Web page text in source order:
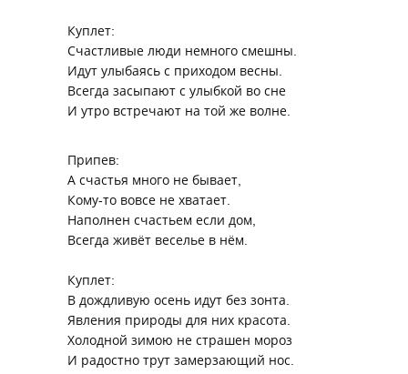
Куплет:
Счастливые люди немного смешны.
Идут улыбаясь с приходом весны.
Всегда засыпают с улыбкой во сне
И утро встречают на той же волне.
Припев:
А счастья много не бывает,
Кому-то вовсе не хватает.
Наполнен счастьем если дом,
Всегда живёт веселье в нём.
Куплет:
В дождливую осень идут без зонта.
Явления природы для них красота.
Холодной зимою не страшен мороз
И радостно трут замерзающий нос.